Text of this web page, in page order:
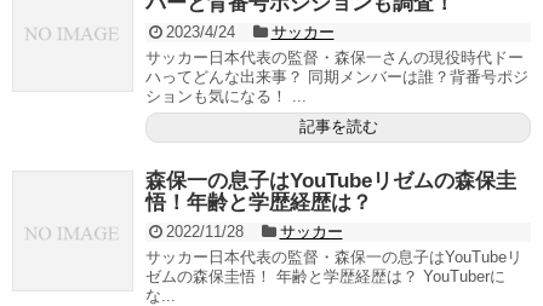
2023/4/24
サッカー
サッカー日本代表の監督・森保一さんの現役時代ドー
ハってどんな出来事？ 同期メンバーは誰？背番号ポジ
ションも気になる！ ...
記事を読む
森保一の息子はYouTubeリゼムの森保圭
悟！年齢と学歴経歴は？
2022/11/28
サッカー
サッカー日本代表の監督・森保一の息子はYouTubeリ
ゼムの森保圭悟！ 年齢と学歴経歴は？ YouTuberに
な...